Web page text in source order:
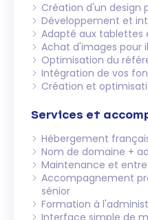
Création d'un design
Développement et
Adapté aux tablettes
Achat d'images pour
Optimisation du
Intégration de vos
Création et
Services et
Hébergement
Nom de domaine +
Maintenance et
Accompagnement
sénior
Formation à
Interface simple de